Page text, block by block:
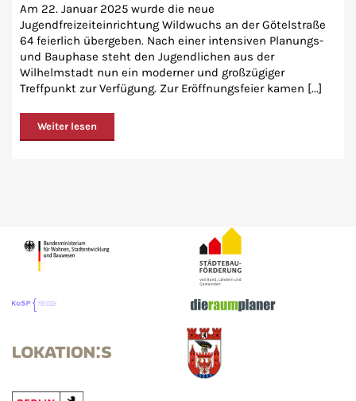
Am 22. Januar 2025 wurde die neue
Jugendfreizeiteinrichtung Wildwuchs an der Götelstraße
64 feierlich übergeben. Nach einer intensiven Planungs-
und Bauphase steht den Jugendlichen aus der
Wilhelmstadt nun ein moderner und großzügiger
Treffpunkt zur Verfügung. Zur Eröffnungsfeier kamen [...]
Weiter lesen